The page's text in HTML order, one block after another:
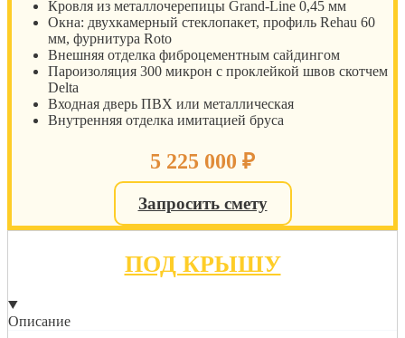
Кровля из металлочерепицы Grand-Line 0,45 мм
Окна: двухкамерный стеклопакет, профиль Rehau 60
мм, фурнитура Roto
Внешняя отделка фиброцементным сайдингом
Пароизоляция 300 микрон с проклейкой швов скотчем
Delta
Входная дверь ПВХ или металлическая
Внутренняя отделка имитацией бруса
5 225 000 ₽
Запросить смету
ПОД КРЫШУ
Описание